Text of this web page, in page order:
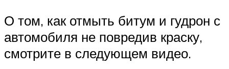
О том, как отмыть битум и гудрон с
автомобиля не повредив краску,
смотрите в следующем видео.